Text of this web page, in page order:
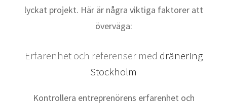
lyckat projekt. Här är några viktiga faktorer att
överväga:
Erfarenhet och referenser med dränering
Stockholm
Kontrollera entreprenörens erfarenhet och